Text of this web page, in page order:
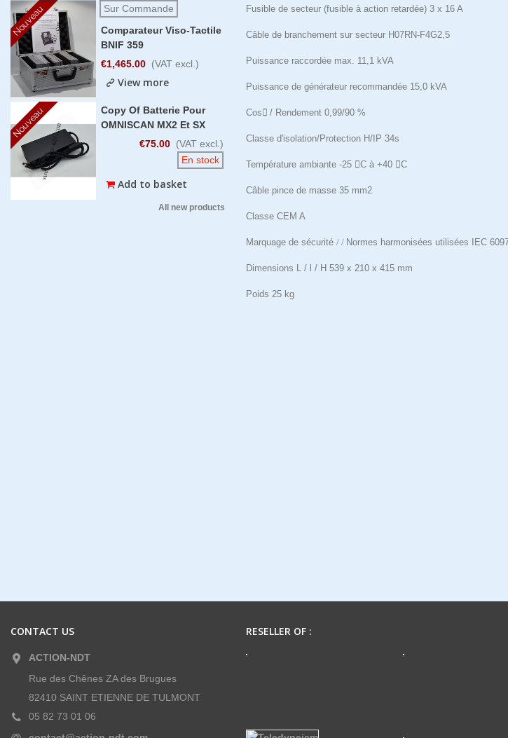
Nouveau
Sur Commande
Comparateur Viso-Tactile
BNIF 359
€1,465.00 (VAT excl.)
View more
Nouveau
Copy Of Batterie Pour
OMNISCAN MX2 Et SX
€75.00 (VAT excl.)
En stock
Add to basket
All new products
Fusible de secteur (fusible à action retardée) 3 x 16 A
Câble de branchement sur secteur H07RN-F4G2,5
Puissance raccordée max. 11,1 kVA
Puissance de générateur recommandée 15,0 kVA
Cos  / Rendement 0,99/90 %
Classe d'isolation/Protection H/IP 34s
Température ambiante -25 C à +40 C
Câble pince de masse 35 mm2
Classe CEM A
Marquage de sécurité / / Normes harmonisées utilisées IEC
Dimensions L / l / H 539 x 210 x 415 mm
Poids 25 kg
CONTACT US
ACTION-NDT
Rue des Chênes ZA des Brugues
82410 SAINT ETIENNE DE TULMONT
05 82 73 01 06
RESELLER OF :